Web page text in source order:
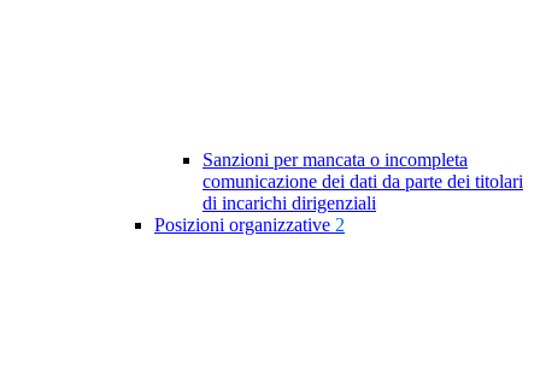
Sanzioni per mancata o incompleta
comunicazione dei dati da parte dei titolari
di incarichi dirigenziali
Posizioni organizzative 2